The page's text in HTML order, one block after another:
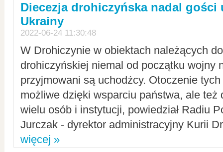
Diecezja drohiczyńska nadal gości
Ukrainy
2022-06-24 11:30:48
W Drohiczynie w obiektach należących
drohiczyńskiej niemal od początku wojny
przyjmowani są uchodźcy. Otoczenie
możliwe dzięki wsparciu państwa, ale też
wielu osób i instytucji, powiedział Radiu
Jurczak - dyrektor administracyjny Kurii
więcej »